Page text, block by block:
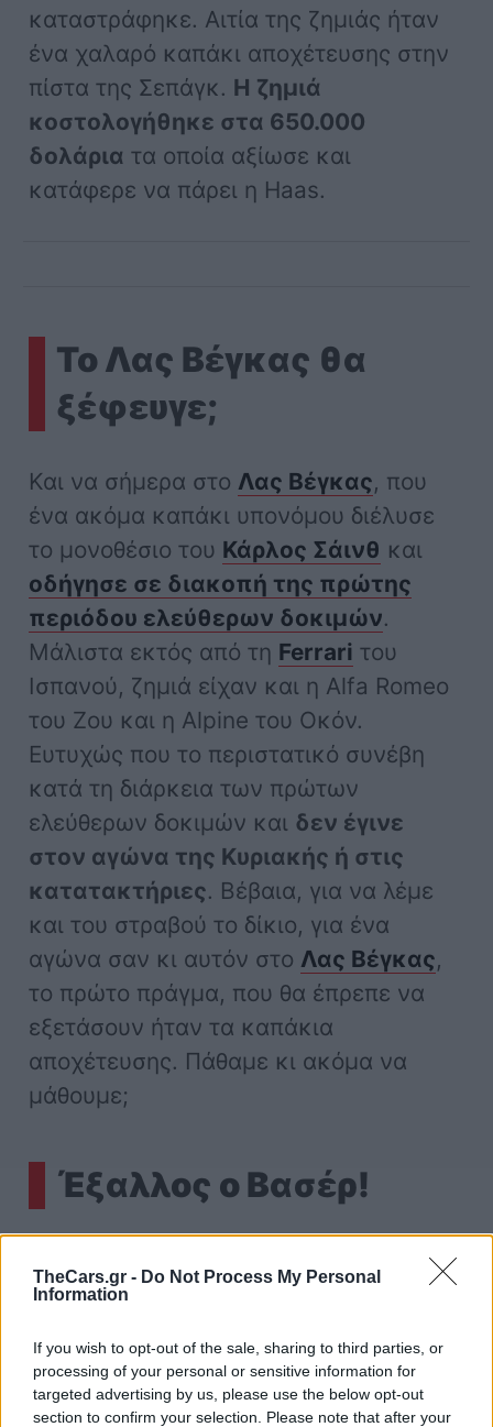
TheCars.gr - Do Not Process My Personal
Information
If you wish to opt-out of the sale, sharing to third parties, or
processing of your personal or sensitive information for
targeted advertising by us, please use the below opt-out
section to confirm your selection. Please note that after your
καταστράφηκε. Αιτία της ζημιάς ήταν
ένα χαλαρό καπάκι αποχέτευσης στην
πίστα της Σεπάγκ. Η ζημιά
κοστολογήθηκε στα 650.000
δολάρια τα οποία αξίωσε και
κατάφερε να πάρει η Haas.
Το Λας Βέγκας θα
ξέφευγε;
Και να σήμερα στο Λας Βέγκας, που
ένα ακόμα καπάκι υπονόμου διέλυσε
το μονοθέσιο του Κάρλος Σάινθ και
οδήγησε σε διακοπή της πρώτης
περιόδου ελεύθερων δοκιμών.
Μάλιστα εκτός από τη Ferrari του
Ισπανού, ζημιά είχαν και η Alfa Romeo
του Ζου και η Alpine του Οκόν.
Ευτυχώς που το περιστατικό συνέβη
κατά τη διάρκεια των πρώτων
ελεύθερων δοκιμών και δεν έγινε
στον αγώνα της Κυριακής ή στις
κατατακτήριες. Βέβαια, για να λέμε
και του στραβού το δίκιο, για ένα
αγώνα σαν κι αυτόν στο Λας Βέγκας,
το πρώτο πράγμα, που θα έπρεπε να
εξετάσουν ήταν τα καπάκια
αποχέτευσης. Πάθαμε κι ακόμα να
μάθουμε;
Έξαλλος ο Βασέρ!
διευθυντής της
, δήλωσε για το
καταστραφεί όλα στο μονοθέσιο. Ο
κινητήρας, το σασί, η μπαταρία είναι